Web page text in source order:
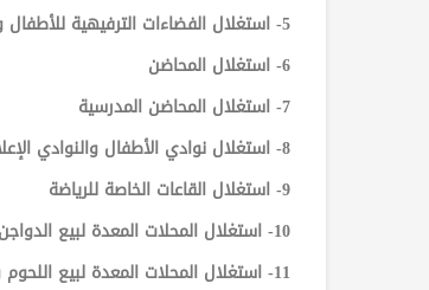
5- استغلال الفضاءات الترفيهية للأطفال والشباب
6- استغلال المحاضن
7- استغلال المحاضن المدرسية
8- استغلال نوادي الأطفال والنوادي الإعلامية الموجهة للطفل
9- استغلال القاعات الخاصة للرياضة
10- استغلال المحلات المعدة لبيع الدواجن الحاضرة للاستهلاك
11- استغلال المحلات المعدة لبيع اللحوم ومواد المجزرة